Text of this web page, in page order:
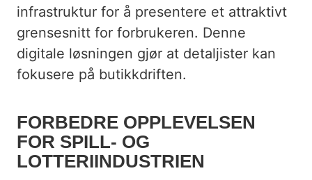
MOTE OG FAGHANDEL
UTENDØRSREKLAME
APOTEK OG HELSE
ELBIL-LADING
infrastruktur for å presentere et attraktivt
grensesnitt for forbrukeren. Denne
digitale løsningen gjør at detaljister kan
fokusere på butikkdriften.
FORBEDRE OPPLEVELSEN
FOR SPILL- OG
LOTTERIINDUSTRIEN